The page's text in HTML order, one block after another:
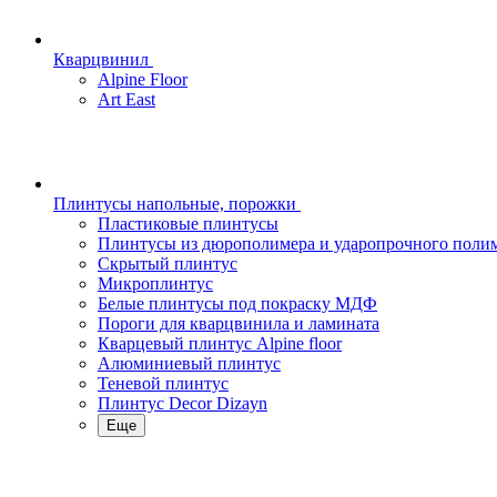
Кварцвинил
Alpine Floor
Art East
Плинтусы напольные, порожки
Пластиковые плинтусы
Плинтусы из дюрополимера и ударопрочного
Скрытый плинтус
Микроплинтус
Белые плинтусы под покраску МДФ
Пороги для кварцвинила и ламината
Кварцевый плинтус Alpine floor
Алюминиевый плинтус
Теневой плинтус
Плинтус Decor Dizayn
Еще